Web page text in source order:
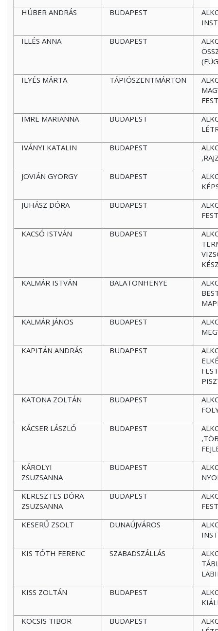
HÚBER ANDRÁS
BUDAPEST
ILLÉS ANNA
BUDAPEST
ILYÉS MÁRTA
TÁPIÓSZENTMÁRTON
IMRE MARIANNA
BUDAPEST
IVÁNYI KATALIN
BUDAPEST
JOVIÁN GYÖRGY
BUDAPEST
JUHÁSZ DÓRA
BUDAPEST
KACSÓ ISTVÁN
BUDAPEST
KALMÁR ISTVÁN
BALATONHENYE
KALMÁR JÁNOS
BUDAPEST
KAPITÁN ANDRÁS
BUDAPEST
KATONA ZOLTÁN
BUDAPEST
KÁCSER LÁSZLÓ
BUDAPEST
KÁROLYI
ZSUZSANNA
BUDAPEST
KERESZTES DÓRA
ZSUZSANNA
BUDAPEST
KESERŰ ZSOLT
DUNAÚJVÁROS
KIS TÓTH FERENC
SZABADSZÁLLÁS
KISS ZOLTÁN
BUDAPEST
KOCSIS TIBOR
BUDAPEST